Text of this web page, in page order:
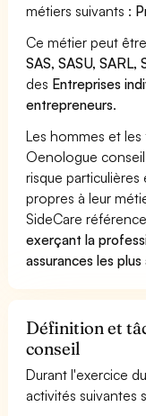
métiers suivants :
Ce métier peut
SAS, SASU, SARL,
des Entreprises
entrepreneurs.
Les hommes et
Oenologue
risque
propres à leur
SideCare
exerçant la
assurances les
Définition et
conseil
Durant l'exercice
activités suivantes